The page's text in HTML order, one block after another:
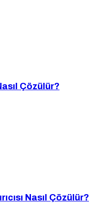
Çözülür?
Nasıl Çözülür?